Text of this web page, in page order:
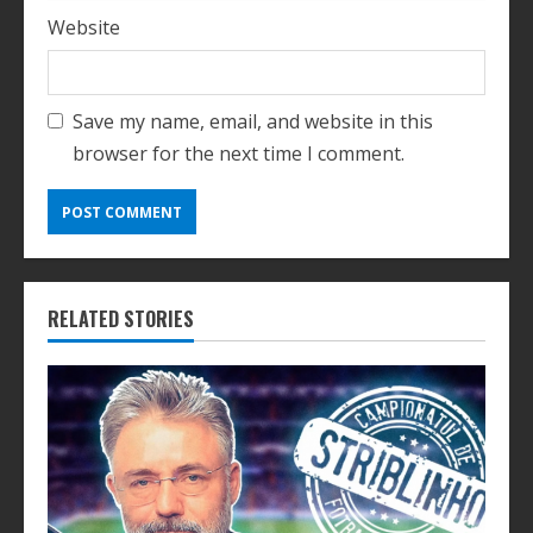
Website
Save my name, email, and website in this
browser for the next time I comment.
RELATED STORIES